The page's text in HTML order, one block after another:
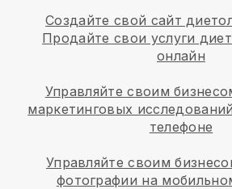
Создайте свой сайт
Продайте свои услуги
онлайн
Управляйте своим
маркетинговых
телефоне
Управляйте своим
фотографии на